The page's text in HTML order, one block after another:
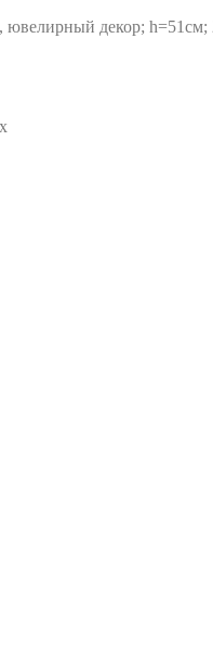
ювелирный декор; h=51см;